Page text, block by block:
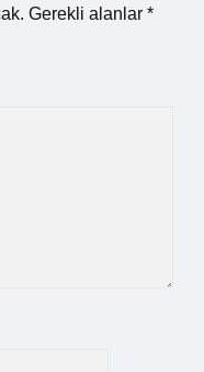
Gerekli alanlar *